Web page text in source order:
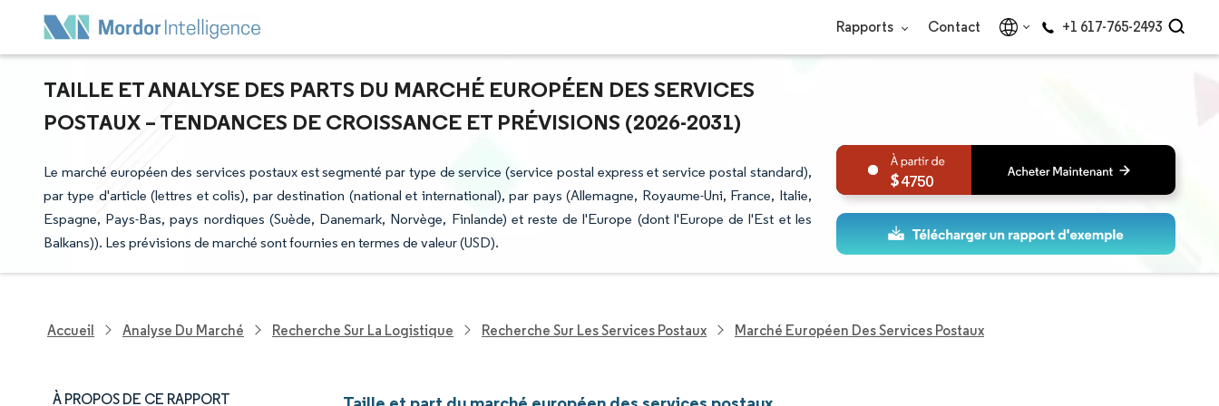
Rapports Contact +1 617-765-2493
TAILLE ET ANALYSE DES PARTS DU MARCHÉ EUROPÉEN DES SERVICES
POSTAUX – TENDANCES DE CROISSANCE ET PRÉVISIONS (2026-2031)
Le marché européen des services postaux est segmenté par type de service (service postal express et service postal standard),
par type d'article (lettres et colis), par destination (national et international), par pays (Allemagne, Royaume-Uni, France, Italie,
Espagne, Pays-Bas, pays nordiques (Suède, Danemark, Norvège, Finlande) et reste de l'Europe (dont l'Europe de l'Est et les
Balkans)). Les prévisions de marché sont fournies en termes de valeur (USD).
4750
Accueil Analyse Du Marché Recherche Sur La Logistique Recherche Sur Les Services Postaux Marché Européen Des Services Postaux
À PROPOS DE CE RAPPORT